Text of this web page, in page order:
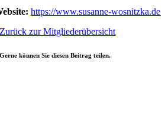
https://www.susanne-wosnitzka.de
Zurück zur Mitgliederübersicht
Gerne können Sie diesen Beitrag teilen.